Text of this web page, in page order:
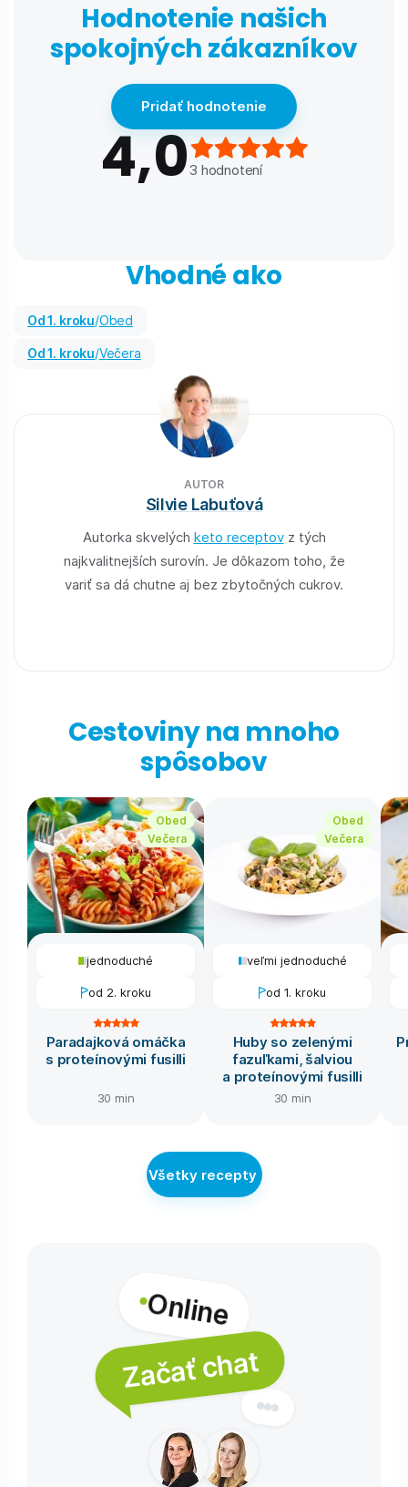
Hodnotenie našich
spokojných zákazníkov
Pridať hodnotenie
4,03 hodnotení
Vhodné ako
od 1. kroku/ Obed
od 1. kroku/ Večera
AUTOR
Silvie Labuťová
Autorka skvelých keto receptovz tých
najkvalitnejších surovín. Je dôkazom toho, že
variť sa dá chutne aj bez zbytočných cukrov.
Cestoviny na mnoho
spôsobov
Obed
Večera
jednoduché
od 2. kroku
Paradajková omáčka
s proteínovými fusilli
30 min
Obed
Večera
veľmi jednoduché
od 1. kroku
Huby so zelenými
fazuľkami, šalviou
a proteínovými fusilli
30 min
Všetky recepty
Online
Začať chat